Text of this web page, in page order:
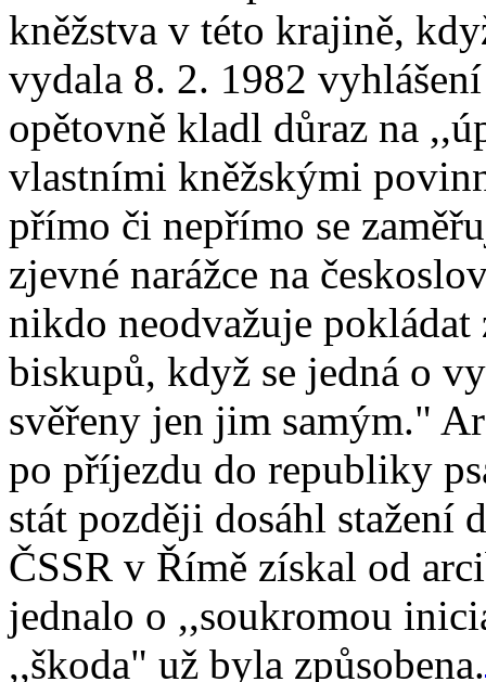
kněžstva v této krajině,
vydala 8. 2. 1982
opětovně kladl důraz na
vlastními kněžskými
přímo či nepřímo se
zjevné narážce na
nikdo neodvažuje
biskupů, když se jedná o
svěřeny jen jim samým."
po příjezdu do republiky
stát později dosáhl stažení
ČSSR v Římě získal od
jednalo o ,,soukromou
,,škoda" už byla způsobena.